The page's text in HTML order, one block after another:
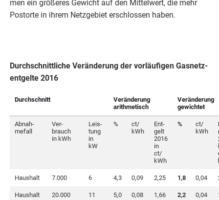
men ein grö­ße­res Gewicht auf den Mit­tel­wert, die mehr
Postor­te in ihrem Netz­ge­biet erschlos­sen haben.
Durch­schnitt­li­che Ver­än­de­rung der vor­läu­fi­gen Gas­netz­
ent­gel­te 2016
Durch­schnitt
Ver­än­de­rung
arithmetisch
Ver­än­de­rung
gewichtet
Abnah­
me­fall
Ver­
brauch
in kWh
Leis­
tung
in
kW
%
ct/​
kWh
Ent­
gelt
2016
in
ct/​
kWh
%
ct/​
kWh
Haus­halt 7.000 6 4,3 0,09 2,25 1,8 0,04
Haus­halt 20.000 11 5,0 0,08 1,66 2,2 0,04